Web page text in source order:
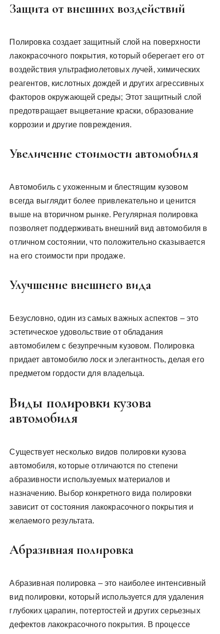
Защита от внешних воздействий
Полировка создает защитный слой на поверхности
лакокрасочного покрытия, который оберегает его от
воздействия ультрафиолетовых лучей, химических
реагентов, кислотных дождей и других агрессивных
факторов окружающей среды; Этот защитный слой
предотвращает выцветание краски, образование
коррозии и другие повреждения.
Увеличение стоимости автомобиля
Автомобиль с ухоженным и блестящим кузовом
всегда выглядит более привлекательно и ценится
выше на вторичном рынке. Регулярная полировка
позволяет поддерживать внешний вид автомобиля в
отличном состоянии, что положительно сказывается
на его стоимости при продаже.
Улучшение внешнего вида
Безусловно, один из самых важных аспектов – это
эстетическое удовольствие от обладания
автомобилем с безупречным кузовом. Полировка
придает автомобилю лоск и элегантность, делая его
предметом гордости для владельца.
Виды полировки кузова
автомобиля
Существует несколько видов полировки кузова
автомобиля, которые отличаются по степени
абразивности используемых материалов и
назначению. Выбор конкретного вида полировки
зависит от состояния лакокрасочного покрытия и
желаемого результата.
Абразивная полировка
Абразивная полировка – это наиболее интенсивный
вид полировки, который используется для удаления
глубоких царапин, потертостей и других серьезных
дефектов лакокрасочного покрытия. В процессе